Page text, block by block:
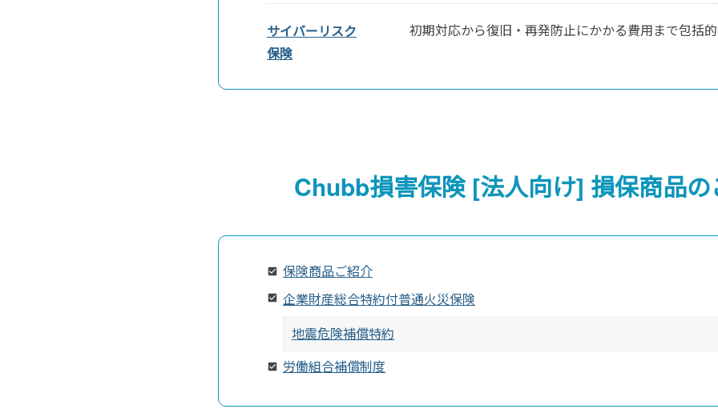
サイバーリスク
保険
初期対応から復旧・再発防止にかかる費用まで包括
Chubb損害保険 [法人向け] 損保商品
保険商品ご紹介
企業財産総合特約付普通火災保険
地震危険補償特約
労働組合補償制度